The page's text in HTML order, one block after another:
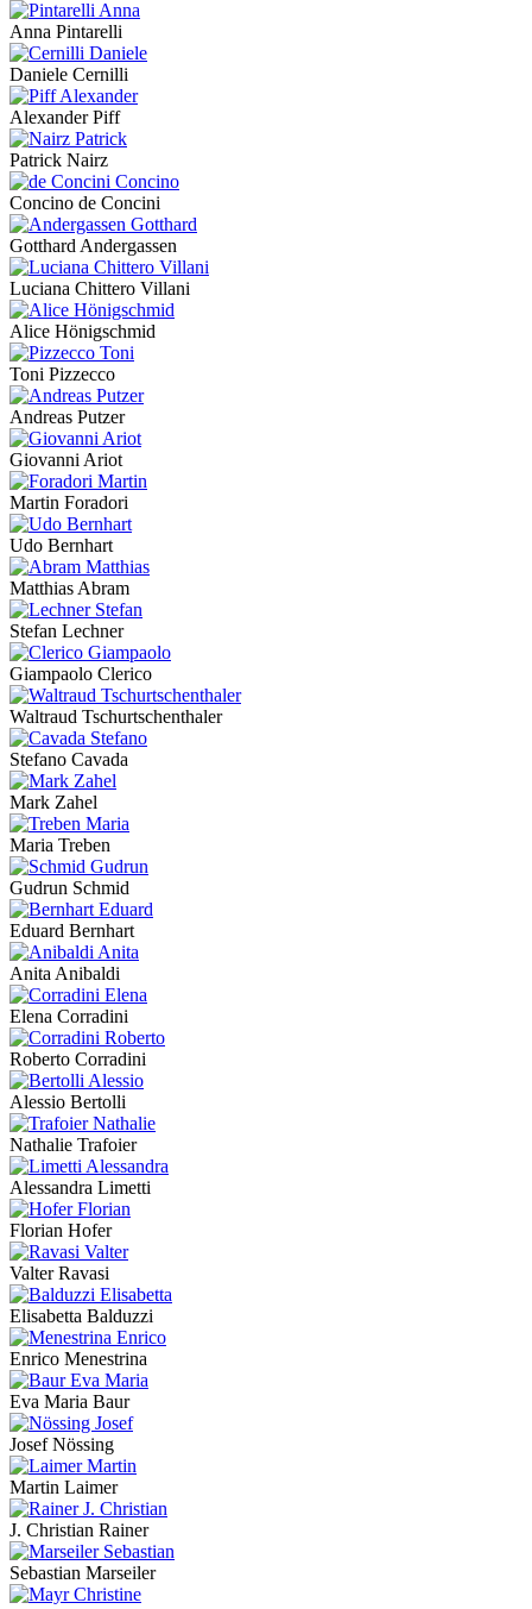
Anna Pintarelli
Daniele Cernilli
Alexander Piff
Patrick Nairz
Concino de Concini
Gotthard Andergassen
Luciana Chittero Villani
Alice Hönigschmid
Toni Pizzecco
Andreas Putzer
Giovanni Ariot
Martin Foradori
Udo Bernhart
Matthias Abram
Stefan Lechner
Giampaolo Clerico
Waltraud Tschurtschenthaler
Stefano Cavada
Mark Zahel
Maria Treben
Gudrun Schmid
Eduard Bernhart
Anita Anibaldi
Elena Corradini
Roberto Corradini
Alessio Bertolli
Nathalie Trafoier
Alessandra Limetti
Florian Hofer
Valter Ravasi
Elisabetta Balduzzi
Enrico Menestrina
Eva Maria Baur
Josef Nössing
Martin Laimer
J. Christian Rainer
Sebastian Marseiler